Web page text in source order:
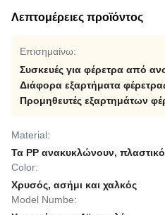
Λεπτομέρειες προϊόντος
Επισημαίνω:
Συσκευές για φέρετρα από
Διάφορα εξαρτήματα
Προμηθευτές εξαρτημάτων
Material:
Τα PP ανακυκλώνουν, πλαστικό
Color:
Χρυσός, ασήμι και χαλκός
Model Numbe: